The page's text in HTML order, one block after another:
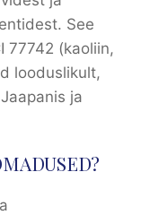
See
77742 (kaoliin,
looduslikult,
ja